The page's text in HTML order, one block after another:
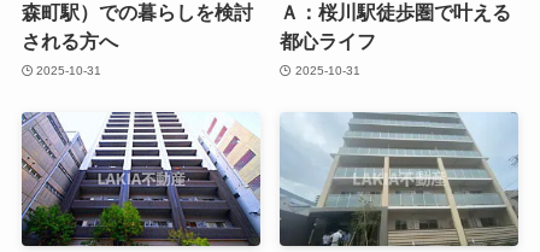
森町駅）での暮らしを検討
される方へ
2025-10-31
Ａ：桜川駅徒歩圏で叶える
都心ライフ
2025-10-31